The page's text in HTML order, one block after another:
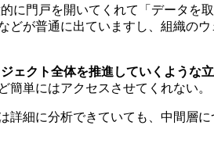
門戸を開いてくれて「データを
が普通に出ていますし、組織の
ェクト全体を推進していくような
単にはアクセスさせてくれない。
細に分析できていても、中間層